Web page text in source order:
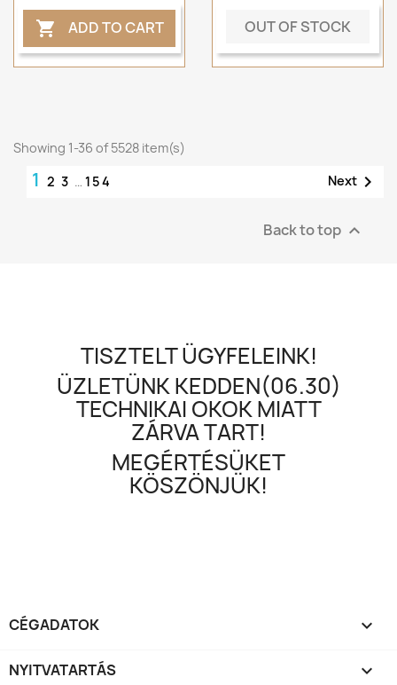
 ADD TO CART
OUT OF STOCK
Showing 1-36 of 5528 item(s)
1 2 3 … 154 Next 
Back to top 
TISZTELT ÜGYFELEINK!
ÜZLETÜNK KEDDEN(06.30)
TECHNIKAI OKOK MIATT
ZÁRVA TART!
MEGÉRTÉSÜKET
KÖSZÖNJÜK!
CÉGADATOK 
NYITVATARTÁS 